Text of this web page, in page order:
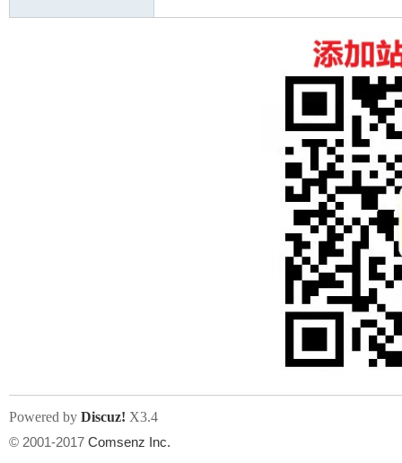
Powered by Discuz! X3.4
© 2001-2017 Comsenz Inc.